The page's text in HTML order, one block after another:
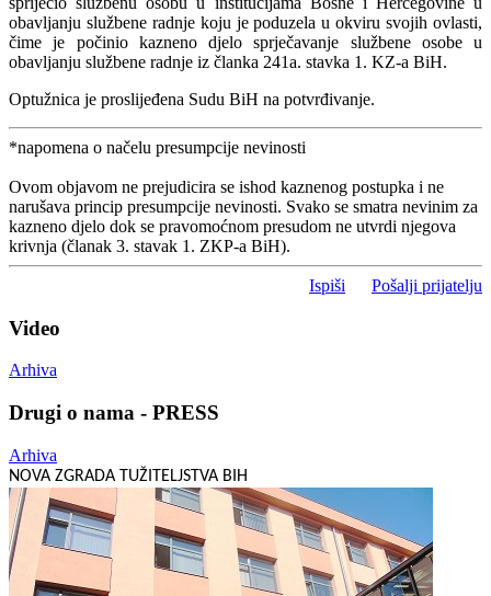
obavljanju službene radnje koju je poduzela u okviru svojih ovlasti,
čime je počinio kazneno djelo sprječavanje službene osobe u
obavljanju službene radnje iz članka 241a. stavka 1. KZ-a BiH.
Optužnica je proslijeđena Sudu BiH na potvrđivanje.
*napomena o načelu presumpcije nevinosti
Ovom objavom ne prejudicira se ishod kaznenog postupka i ne
narušava princip presumpcije nevinosti. Svako se smatra nevinim za
kazneno djelo dok se pravomoćnom presudom ne utvrdi njegova
krivnja (članak 3. stavak 1. ZKP-a BiH).
Ispiši Pošalji prijatelju
Video
Arhiva
Drugi o nama - PRESS
Arhiva
NOVA ZGRADA TUŽITELJSTVA BIH